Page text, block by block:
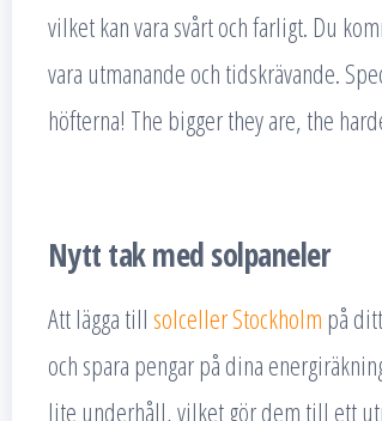
vilket kan vara svårt och farligt. Du
vara utmanande och tidskrävande.
höfterna! The bigger they are, the
Nytt tak med solpaneler
Att lägga till solceller Stockholm på
och spara pengar på dina
lite underhåll, vilket gör dem till ett